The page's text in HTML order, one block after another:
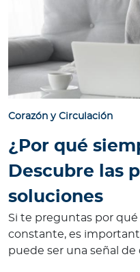
Corazón y Circulación
¿Por qué
Descubre las
soluciones
Si te preguntas por
constante, es
puede ser una señal de